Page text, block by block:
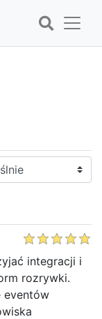
integracji i
rozrywki.
eventów